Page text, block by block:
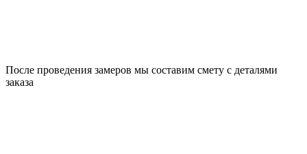
После проведения замеров мы составим смету с деталями
заказа